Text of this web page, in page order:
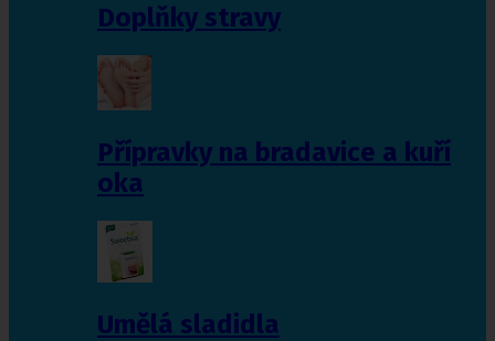
Doplňky stravy
Přípravky na bradavice a kuří
oka
Umělá sladidla